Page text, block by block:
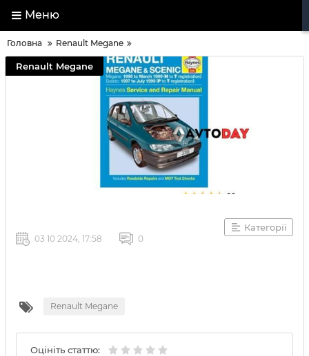
Меню
Головна Renault Megane
Renault Megane
Категорії
03 10 2024, 17:58 0
Renault Megane
Оцініть статтю: